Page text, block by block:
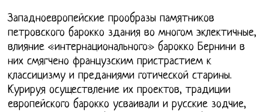
Западноевропейские прообразы памятников
петровского барокко здания во многом эклектичные,
влияние «интернационального» барокко Бернини в
них смягчено французским пристрастием к
классицизму и преданиями готической старины.
Курируя осуществление их проектов, традиции
европейского барокко усваивали и русские зодчие,